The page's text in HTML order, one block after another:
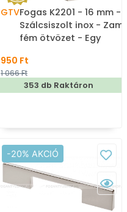
GTVFogas K2201 - 16 mm -
Szálcsiszolt inox -
fém ötvözet - Egy
950 Ft
1 066 Ft
353 db Raktáron
-20% AKCIÓ